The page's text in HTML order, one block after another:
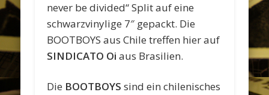
never be divided“ Split auf eine
schwarzvinylige 7″ gepackt. Die
BOOTBOYS aus Chile treffen hier auf
SINDICATO Oi aus Brasilien.
Die BOOTBOYS sind ein chilenisches